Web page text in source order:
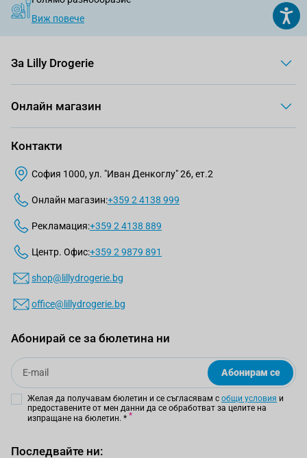
Виж повече
За Lilly Drogerie
Онлайн магазин
Контакти
София 1000, ул. "Иван Денкоглу" 26, ет.2
Онлайн магазин:+359 2 4138 999
Рекламация:+359 2 4138 889
Центр. Офис:+359 2 9879 891
shop@lillydrogerie.bg
office@lillydrogerie.bg
Абонирай се за бюлетина ни
Email
Абонирам се
Желая да получавам бюлетин и се съгласявам с общи условия и
предоставените от мен данни да се обработват за целите на
изпращане на бюлетин. *
Последвайте ни: